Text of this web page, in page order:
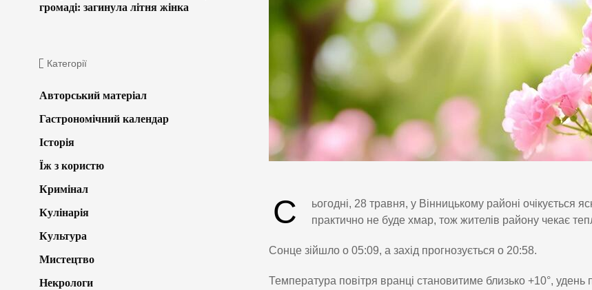
С
ьогодні, 28 травня, у Вінницькому районі очікується
практично не буде хмар, тож жителів району чекає
Сонце зійшло о 05:09, а захід прогнозується о 20:58.
Температура повітря вранці становитиме близько +10°, удень
громаді: загинула літня жінка
Категорії
Авторський матеріал
Гастрономічний календар
Історія
Їж з користю
Кримінал
Кулінарія
Культура
Мистецтво
Некрологи